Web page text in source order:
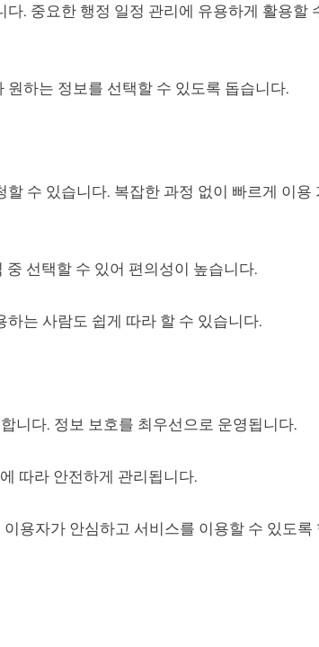
. 중요한 행정 일정 관리에 유용하게 활용할
하는 정보를 선택할 수 있도록 돕습니다.
수 있습니다. 복잡한 과정 없이 빠르게 이용
선택할 수 있어 편의성이 높습니다.
는 사람도 쉽게 따라 할 수 있습니다.
니다. 정보 보호를 최우선으로 운영됩니다.
따라 안전하게 관리됩니다.
용자가 안심하고 서비스를 이용할 수 있도록